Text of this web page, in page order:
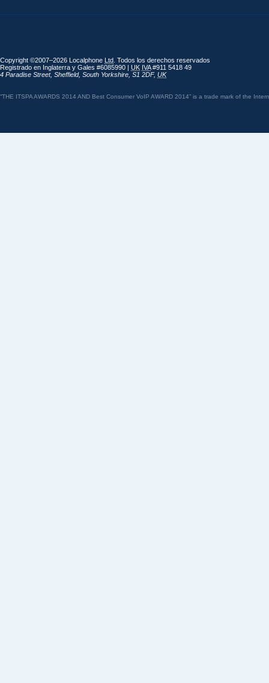
Copyright ©2007–2026 Localphone Ltd . Todos los derechos reservados
Registrado en Inglaterra y Gales #6085990 | UK IVA#911 5418 49
4 Paradise Street, Sheffield, South Yorkshire S1 2DF, UK
“THE ITSPA AWARDS 2014 AND Best Consumer VoIP AWARD 2014” is a trade mark of the